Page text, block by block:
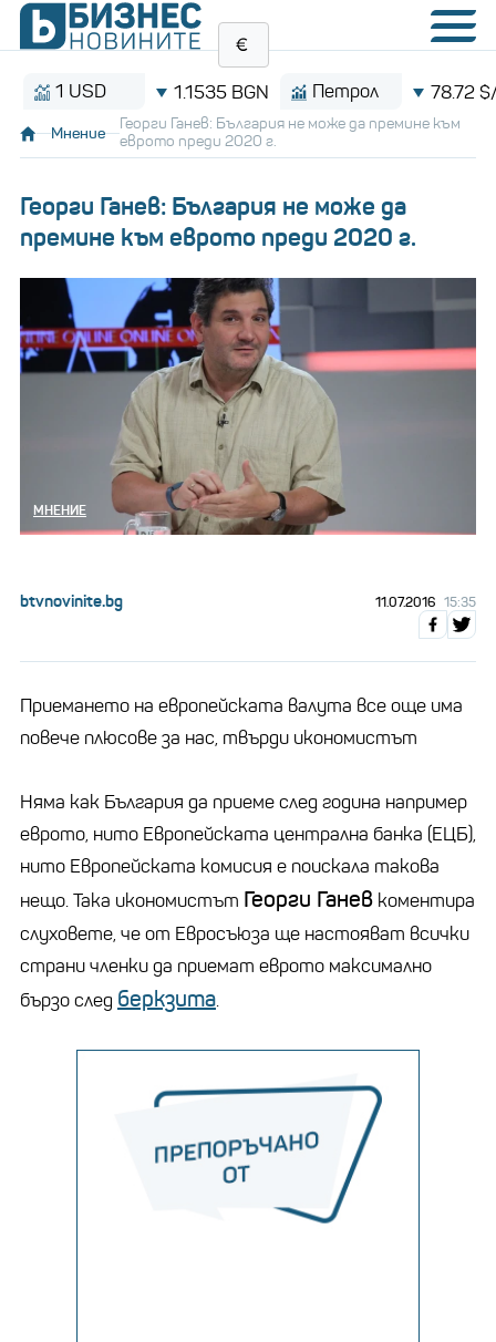
1 USD 1.1535 BGN Петрол 78.72 $/
Мнение
Георги Ганев: България не може да премине към
еврото преди 2020 г.
Георги Ганев: България не може да
премине към еврото преди 2020 г.
МНЕНИЕ
btvnovinite.bg 11.07.2016 15:35
Приемането на европейската валута все още има
повече плюсове за нас, твърди икономистът
Няма как България да приеме след година например
еврото, нито Европейската централна банка (ЕЦБ),
нито Европейската комисия е поискала такова
нещо. Така икономистът Георги Ганев коментира
слуховете, че от Евросъюза ще настояват всички
страни членки да приемат еврото максимално
бързо след беркзита.